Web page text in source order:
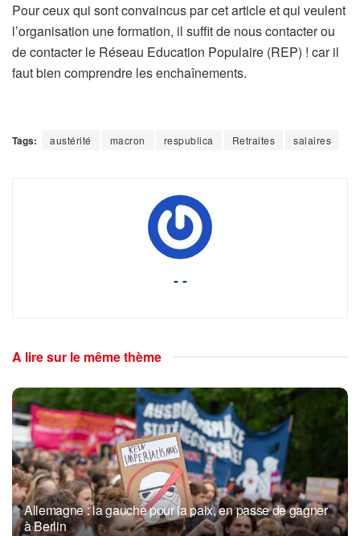
Pour ceux qui sont convaincus par cet article et qui veulent
l’organisation une formation, il suffit de nous contacter ou
de contacter le Réseau Education Populaire (REP) ! car il
faut bien comprendre les enchaînements.
Tags: austérité macron respublica Retraites salaires
- -
A lire sur le même thème
Allemagne : la gauche pour la paix, en passe de gagner
à Berlin